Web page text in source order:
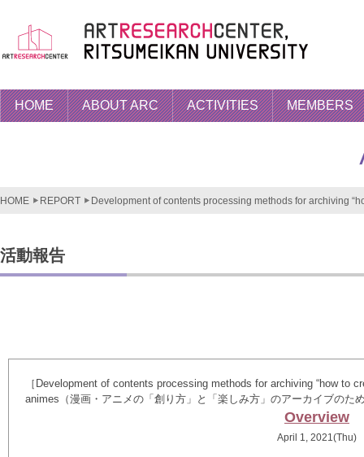
HOME ABOUT ARC ACTIVITIES MEMBERS
HOME REPORT Development of contents processing methods for archiving
活動報告
［Development of contents processing methods for archiving “how to
animes（漫画・アニメの「創り方」と「楽しみ方」のアーカイブのた
Overview
April 1, 2021(Thu)